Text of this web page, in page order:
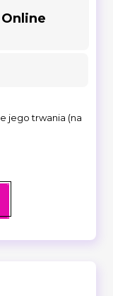
Online
jego trwania (na